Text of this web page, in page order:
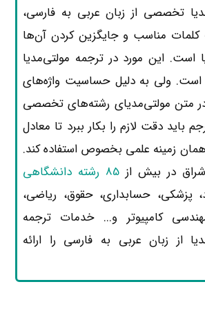
تخصصی از زبان عربی به فارسی،
کلمات مناسب و جایگزین کردن آن‌ها
است. این مورد در ترجمه مولتی‌مدیا
ولی به دلیل حساسیت واژه‌های
متن مولتی‌مدیای رشته‌های تخصصی
باید دقت لازم را بکار ببرد تا معادل
همان زمینه علمی بخصوص استفاده کند.
در بیش از 85 رشته دانشگاهی
پزشکی، حسابداری، حقوق، ریاضی،
کامپیوتر و... خدمات ترجمه
از زبان عربی به فارسی را ارائه